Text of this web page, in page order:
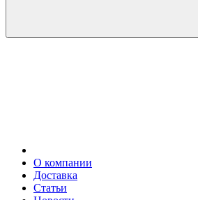
О компании
Доставка
Статьи